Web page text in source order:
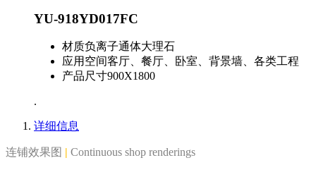
YU-918YD017FC
材质负离子通体大理石
应用空间客厅、餐厅、卧室、背景墙、各类工程
产品尺寸900X1800
.
详细信息
连铺效果图 | Continuous shop renderings